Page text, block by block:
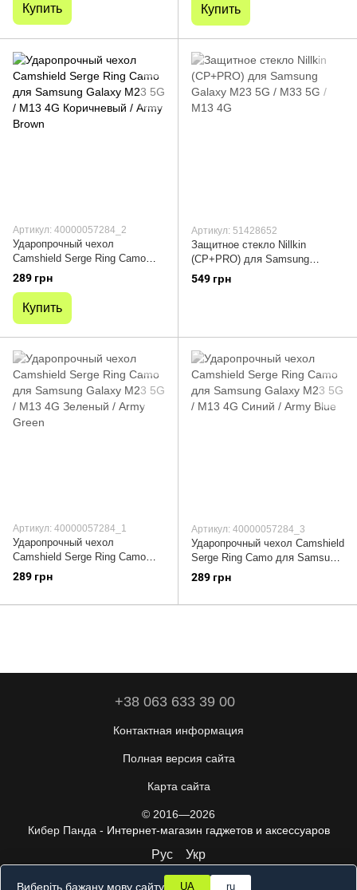
Купить Купить
Артикул: 40000057284_2
Ударопрочный чехол
Camshield Serge Ring Camo
для Samsung Galaxy M23 5G /
M13 4G Коричневый / Army
Brown
289 грн
Купить
Артикул: 51428652
Защитное стекло Nillkin
(CP+PRO) для Samsung
Galaxy M23 5G / M33 5G / M13
549 грн
Артикул: 40000057284_1
Ударопрочный чехол
Camshield Serge Ring Camo
для Samsung Galaxy M23 5G /
M13 4G Зеленый / Army Green
289 грн
Артикул: 40000057284_3
Ударопрочный чехол Camshield
Serge Ring Camo для Samsung
Galaxy M23 5G / M13 4G Синий
/ Army Blue
289 грн
+38 063 633 39 00
Контактная информация
Полная версия сайта
Карта сайта
© 2016—2026
Кибер Панда - Интернет-магазин гаджетов и аксессуаров
Рус Укр
Виберіть бажану мову сайту UA ru